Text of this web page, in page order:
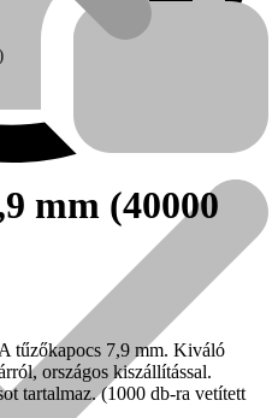
mm (40000
tűzőkapocs 7,9 mm. Kiváló
országos kiszállítással.
tartalmaz. (1000 db-ra vetített